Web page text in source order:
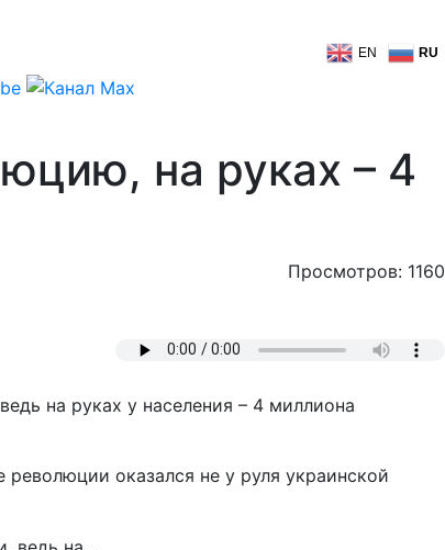
EN RU
на руках – 4
Просмотров: 1160
на руках у населения – 4 миллиона
оказался не у руля украинской